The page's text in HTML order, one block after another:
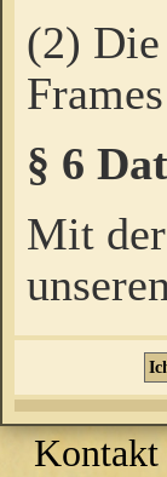
(2)
§ 6
Mit
Kontakt